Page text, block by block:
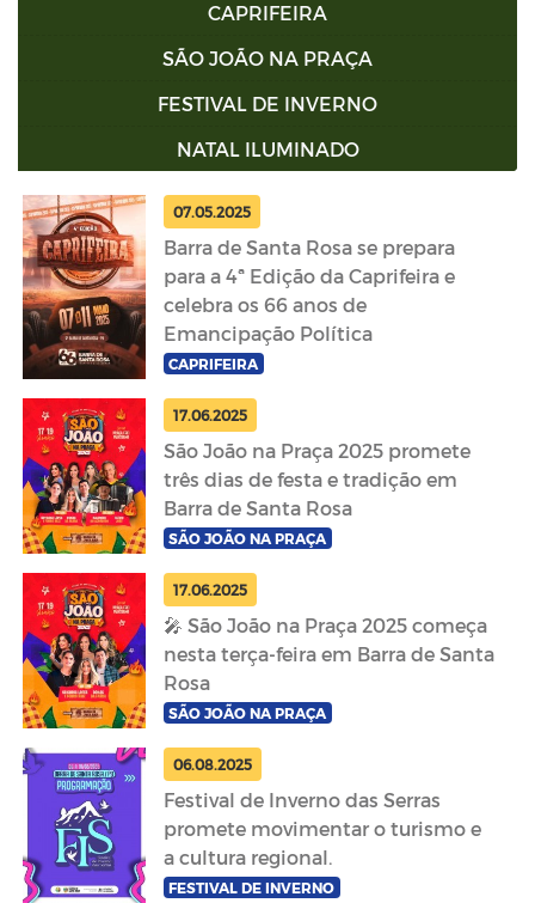
CAPRIFEIRA
SÃO JOÃO NA PRAÇA
FESTIVAL DE INVERNO
NATAL ILUMINADO
07.05.2025
Barra de Santa Rosa se prepara
para a 4ª Edição da Caprifeira e
celebra os 66 anos de
Emancipação Política
CAPRIFEIRA
17.06.2025
São João na Praça 2025 promete
três dias de festa e tradição em
Barra de Santa Rosa
SÃO JOÃO NA PRAÇA
17.06.2025
🎤 São João na Praça 2025 começa
nesta terça-feira em Barra de Santa
Rosa
SÃO JOÃO NA PRAÇA
06.08.2025
Festival de Inverno das Serras
promete movimentar o turismo e
a cultura regional.
FESTIVAL DE INVERNO